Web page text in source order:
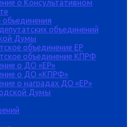
о Консультативном
обьединения
объединений
Думы
объединение ЕР
объединение КПРФ
о ДО «ЕР»
о ДО «КПРФ»
о наградах ДО «ЕР»
Думы